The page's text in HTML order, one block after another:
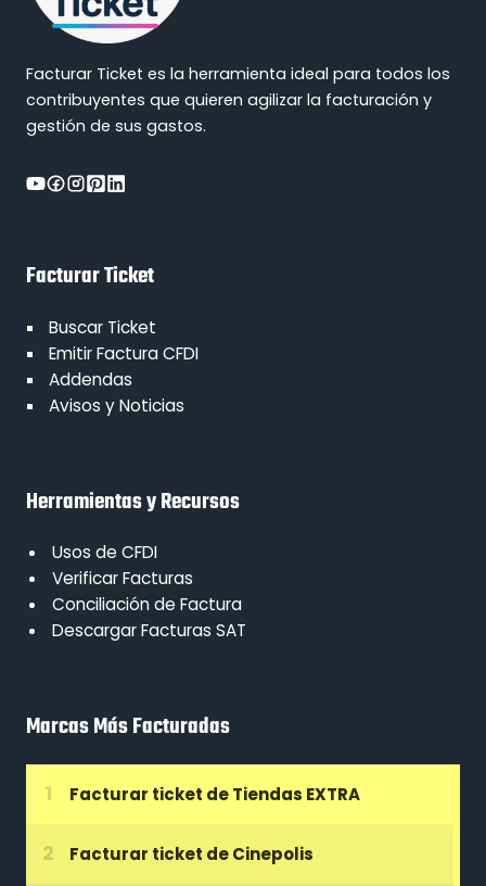
Facturar Ticket es la herramienta ideal para todos los
contribuyentes que quieren agilizar la facturación y
gestión de sus gastos.
Facturar Ticket
Buscar Ticket
Emitir Factura CFDI
Addendas
Avisos y Noticias
Herramientas y Recursos
Usos de CFDI
Verificar Facturas
Conciliación de Factura
Descargar Facturas SAT
Marcas Más Facturadas